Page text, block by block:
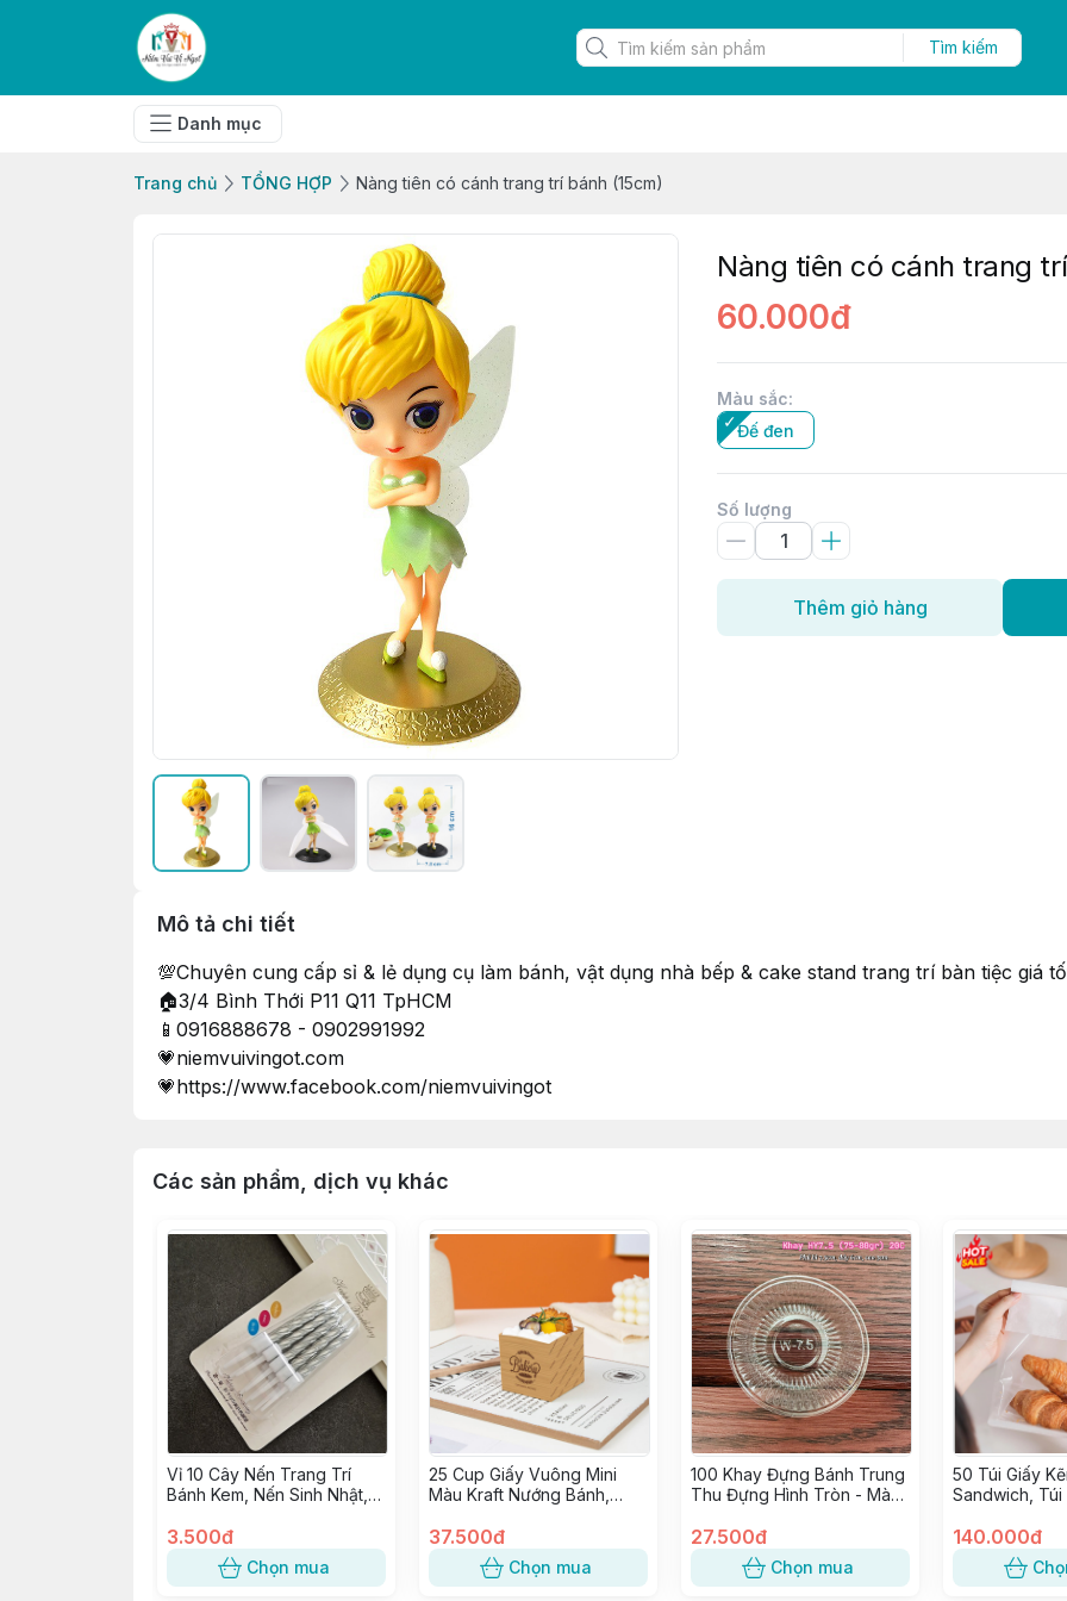
Tìm kiếm
Danh mục
Trang chủ TỔNG HỢP Nàng tiên có cánh trang trí bánh (15cm)
Nàng tiên có cánh trang
60.000đ
Màu sắc:
Đế đen
Số lượng
Thêm giỏ hàng
Mô tả chi tiết
💯Chuyên cung cấp sỉ & lẻ dụng cụ làm bánh, vật dụng nhà bếp & cake stand trang trí bàn tiệc giá
🏠3/4 Bình Thới P11 Q11 TpHCM
📱0916888678 - 0902991992
💗niemvuivingot.com
💗https://www.facebook.com/niemvuivingot
Các sản phẩm, dịch vụ khác
Vỉ 10 Cây Nến Trang Trí
Bánh Kem, Nến Sinh Nhật,
Nhật
3.500đ
Chọn mua
25 Cup Giấy Vuông Mini
Màu Kraft Nướng Bánh,
trang trí Tiệc
37.500đ
Chọn mua
100 Khay Đựng Bánh Trung
Thu Đựng Hình Tròn - Màu
dành cho Bánh 75-80gr
27.500đ
Chọn mua
50 Túi Giấy
Sandwich,
Trung
140.000đ